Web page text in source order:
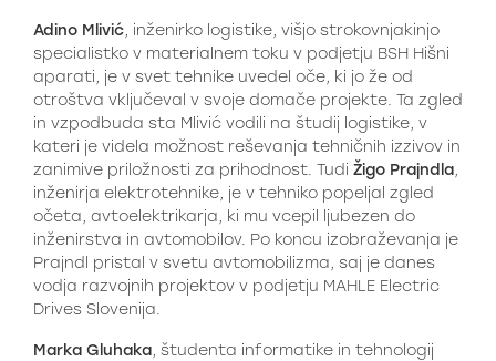
Adino Mlivić, inženirko logistike, višjo strokovnjakinjo
specialistko v materialnem toku v podjetju BSH Hišni
aparati, je v svet tehnike uvedel oče, ki jo že od
otroštva vključeval v svoje domače projekte. Ta zgled
in vzpodbuda sta Mlivić vodili na študij logistike, v
kateri je videla možnost reševanja tehničnih izzivov in
zanimive priložnosti za prihodnost. Tudi Žigo Prajndla,
inženirja elektrotehnike, je v tehniko popeljal zgled
očeta, avtoelektrikarja, ki mu vcepil ljubezen do
inženirstva in avtomobilov. Po koncu izobraževanja je
Prajndl pristal v svetu avtomobilizma, saj je danes
vodja razvojnih projektov v podjetju MAHLE Electric
Drives Slovenija.
Marka Gluhaka, študenta informatike in tehnologij